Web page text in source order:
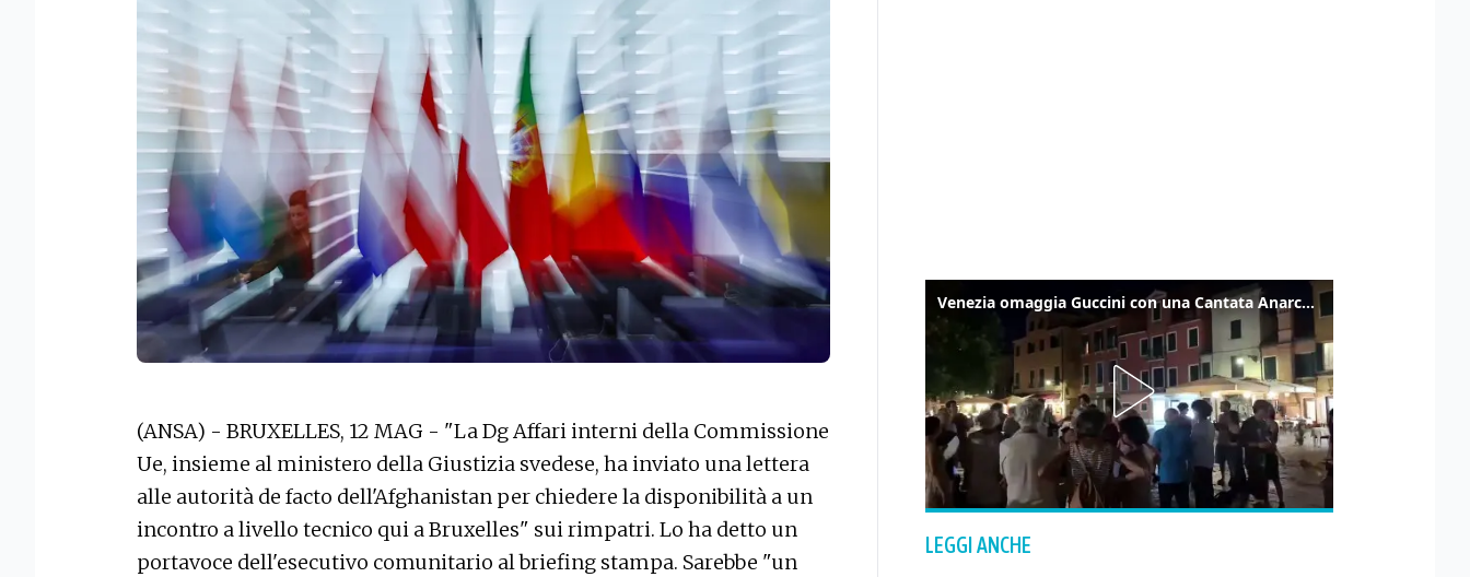
(ANSA) - BRUXELLES, 12 MAG - "La Dg Affari interni della Commissione
Ue, insieme al ministero della Giustizia svedese, ha inviato una lettera
alle autorità de facto dell'Afghanistan per chiedere la disponibilità a un
incontro a livello tecnico qui a Bruxelles" sui rimpatri. Lo ha detto un
portavoce dell'esecutivo comunitario al briefing stampa. Sarebbe "un
Venezia omaggia Guccini con una Cantata Anarchica in campo Santa Margherita
LEGGI ANCHE